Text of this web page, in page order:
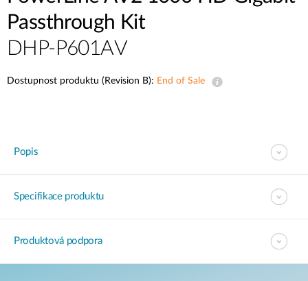
Passthrough Kit
DHP-P601AV
Dostupnost produktu (Revision B): End of Sale
Popis
Specifikace produktu
Produktová podpora